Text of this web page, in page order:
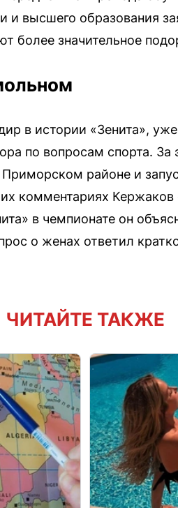
высшего образования
более значительное
в истории «Зенита»,
по вопросам спорта. За
районе и
комментариях Кержаков
в чемпионате он
о женах ответил
ЧИТАЙТЕ ТАКЖЕ